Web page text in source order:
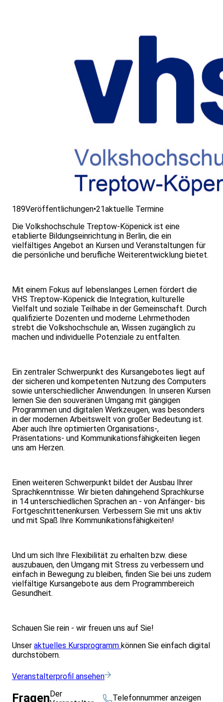
189Veröffentlichungen•21aktuelle Termine
Die Volkshochschule Treptow-Köpenick ist eine
etablierte Bildungseinrichtung in Berlin, die ein
vielfältiges Angebot an Kursen und Veranstaltungen für
die persönliche und berufliche Weiterentwicklung bietet.
Mit einem Fokus auf lebenslanges Lernen fördert die
VHS Treptow-Köpenick die Integration, kulturelle
Vielfalt und soziale Teilhabe in der Gemeinschaft. Durch
qualifizierte Dozenten und moderne Lehrmethoden
strebt die Volkshochschule an, Wissen zugänglich zu
machen und individuelle Potenziale zu entfalten.
Ein zentraler Schwerpunkt des Kursangebotes liegt auf
der sicheren und kompetenten Nutzung des Computers
sowie unterschiedlicher Anwendungen. In unseren Kursen
lernen Sie den souveränen Umgang mit gängigen
Programmen und digitalen Werkzeugen, was besonders
in der modernen Arbeitswelt von großer Bedeutung ist.
Aber auch Ihre optimierten Organisations-,
Präsentations- und Kommunikationsfähigkeiten liegen
uns am Herzen.
Einen weiteren Schwerpunkt bildet der Ausbau Ihrer
Sprachkenntnisse. Wir bieten dahingehend Sprachkurse
in 14 unterschiedlichen Sprachen an - von Anfänger- bis
Fortgeschrittenenkursen. Verbessern Sie mit uns aktiv
und mit Spaß Ihre Kommunikationsfähigkeiten!
Und um sich Ihre Flexibilität zu erhalten bzw. diese
auszubauen, den Umgang mit Stress zu verbessern und
einfach in Bewegung zu bleiben, finden Sie bei uns zudem
vielfältige Kursangebote aus dem Programmbereich
Gesundheit.
Schauen Sie rein - wir freuen uns auf Sie!
Unser aktuelles Kursprogramm können Sie einfach digital
durchstöbern.
Veranstalterprofil ansehen
Fragen Der
Telefonnummer anzeigen